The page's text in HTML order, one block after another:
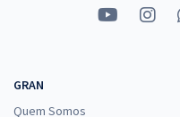
GRAN
Quem Somos